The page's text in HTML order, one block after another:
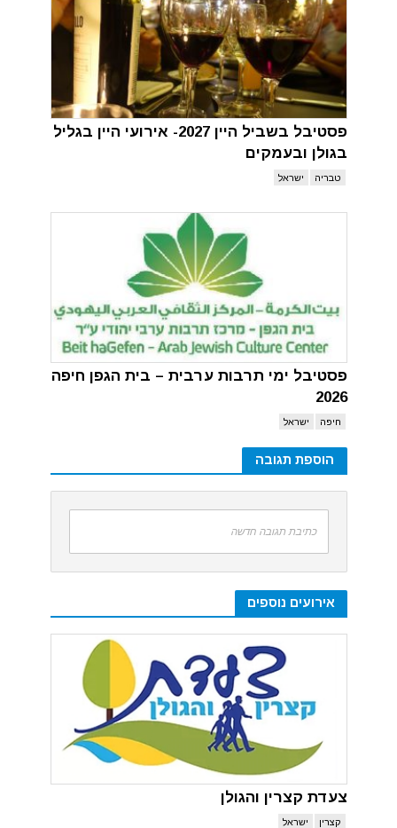
פסטיבל בשביל היין 2027- אירועי היין בגליל
בגולן ובעמקים
טבריה ישראל
פסטיבל ימי תרבות ערבית – בית הגפן חיפה
2026
חיפה ישראל
הוספת תגובה
כתיבת תגובה חדשה
אירועים נוספים
צעדת קצרין והגולן
קצרין ישראל